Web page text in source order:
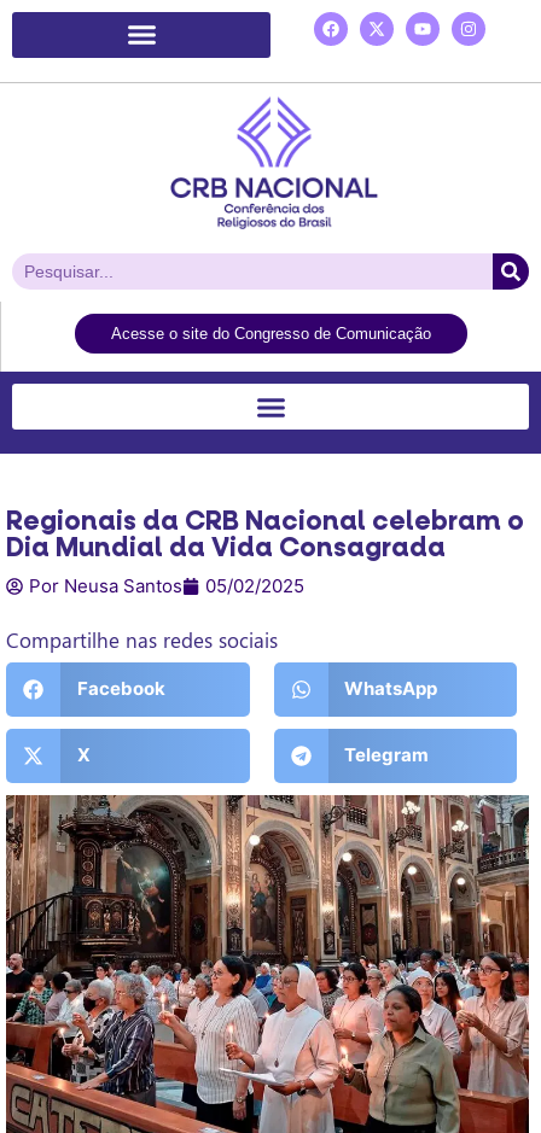
Acesse o site do Congresso de Comunicação
Regionais da CRB Nacional celebram o
Dia Mundial da Vida Consagrada
Por Neusa Santos 05/02/2025
Compartilhe nas redes sociais
Facebook WhatsApp
X Telegram